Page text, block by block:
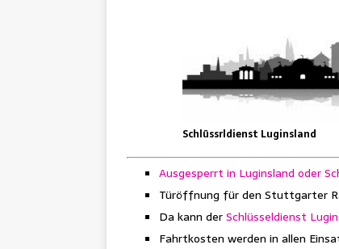
Schlüssrldienst Luginsland
Ausgesperrt in Luginsland oder
Türöffnung für den Stuttgarter
Da kann derSchlüsseldienst
Fahrtkosten werden in allen